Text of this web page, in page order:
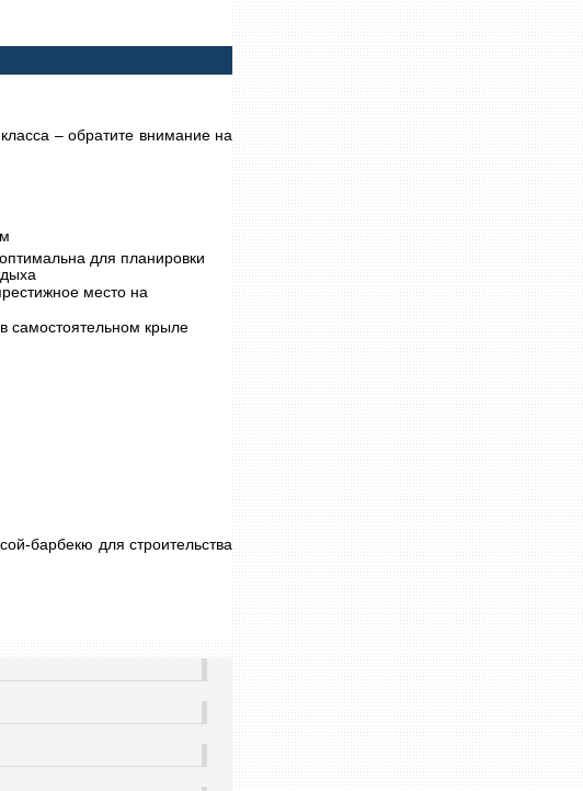
– обратите внимание на
для планировки
место на
самостоятельном крыле
барбекю для строительства